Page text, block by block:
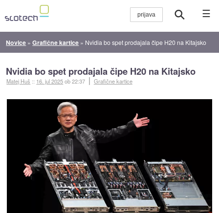
☰
Novice »Grafične kartice » Nvidia bo spet prodajala čipe H20 na Kitajsko
Nvidia bo spet prodajala čipe H20 na Kitajsko
Matej Huš :: 16. jul 2025ob 22:37 Grafične kartice